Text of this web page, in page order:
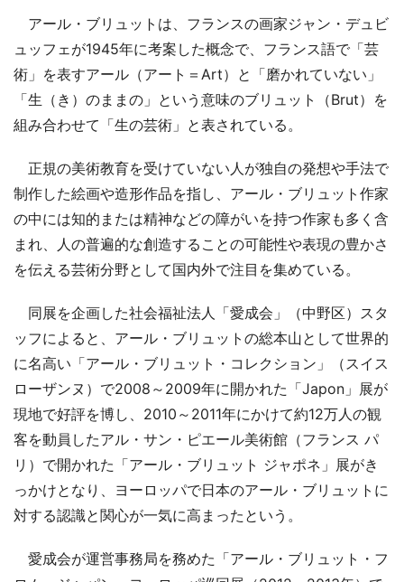
アール・ブリュットは、フランスの画家ジャン・デュビ
ュッフェが1945年に考案した概念で、フランス語で「芸
術」を表すアール（アート＝Art）と「磨かれていない」
「生（き）のままの」という意味のブリュット（Brut）を
組み合わせて「生の芸術」と表されている。
正規の美術教育を受けていない人が独自の発想や手法で
制作した絵画や造形作品を指し、アール・ブリュット作家
の中には知的または精神などの障がいを持つ作家も多く含
まれ、人の普遍的な創造することの可能性や表現の豊かさ
を伝える芸術分野として国内外で注目を集めている。
同展を企画した社会福祉法人「愛成会」（中野区）スタ
ッフによると、アール・ブリュットの総本山として世界的
に名高い「アール・ブリュット・コレクション」（スイス
ローザンヌ）で2008～2009年に開かれた「Japon」展が
現地で好評を博し、2010～2011年にかけて約12万人の観
客を動員したアル・サン・ピエール美術館（フランス パ
リ）で開かれた「アール・ブリュット ジャポネ」展がき
っかけとなり、ヨーロッパで日本のアール・ブリュットに
対する認識と関心が一気に高まったという。
愛成会が運営事務局を務めた「アール・ブリュット・フ